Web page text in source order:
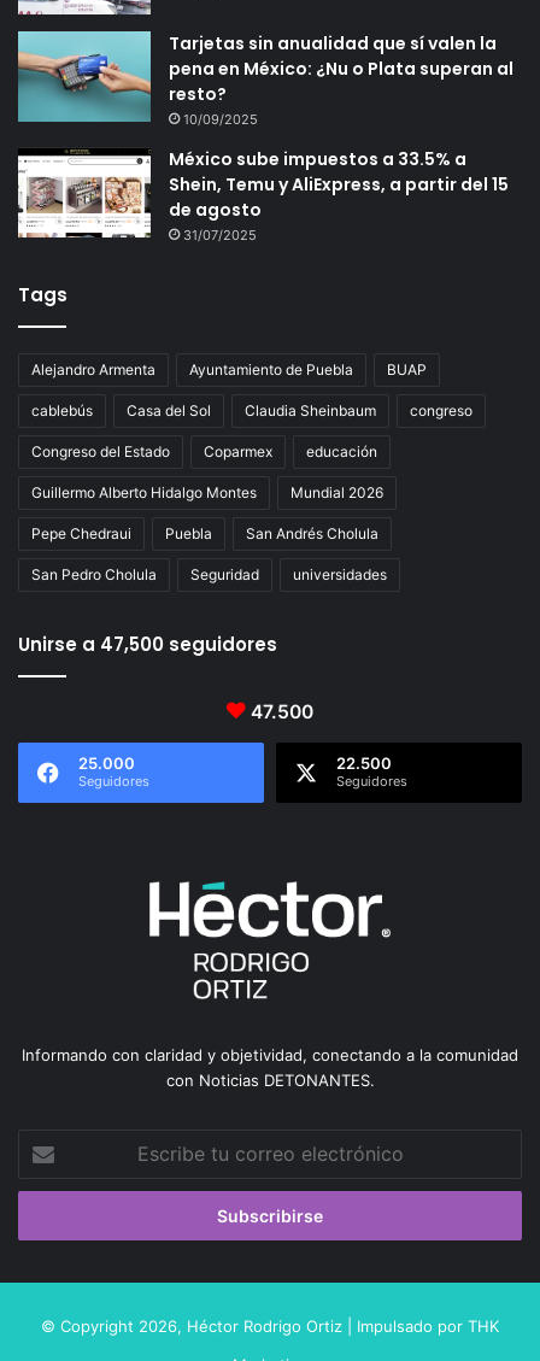
Tarjetas sin anualidad que sí valen la
pena en México: ¿Nu o Plata superan al
resto?
10/09/2025
México sube impuestos a 33.5% a
Shein, Temu y AliExpress, a partir del 15
de agosto
31/07/2025
Tags
Alejandro Armenta Ayuntamiento de Puebla BUAP
cablebús Casa del Sol Claudia Sheinbaum congreso
Congreso del Estado Coparmex educación
Guillermo Alberto Hidalgo Montes Mundial 2026
Pepe Chedraui Puebla San Andrés Cholula
San Pedro Cholula Seguridad universidades
Unirse a 47,500 seguidores
47.500
25.000
Seguidores
22.500
Seguidores
Informando con claridad y objetividad, conectando a la comunidad
con Noticias DETONANTES.
correo
© Copyright 2026, Héctor Rodrigo Ortiz | Impulsado por THK